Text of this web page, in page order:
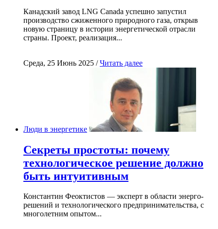
Канадский завод LNG Canada успешно запустил
производство сжиженного природного газа, открыв
новую страницу в истории энергетической отрасли
страны. Проект, реализация...
Среда, 25 Июнь 2025 /Читать далее
Люди в энергетике
Секреты простоты: почему
технологическое решение должно
быть интуитивным
Константин Феоктистов — эксперт в области энерго-
решений и технологического предпринимательства, с
многолетним опытом...